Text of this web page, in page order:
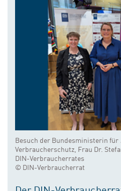
Besuch der Bundesministerin
Verbraucherschutz, Frau Dr.
DIN-Verbraucherrates
© DIN-Verbraucherrat